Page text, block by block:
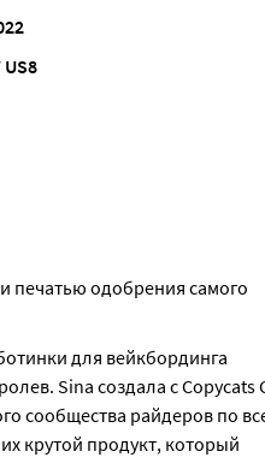
US8
печатью одобрения самого
для вейкбординга
Sina создала с Copycats
сообщества райдеров по
крутой продукт, который